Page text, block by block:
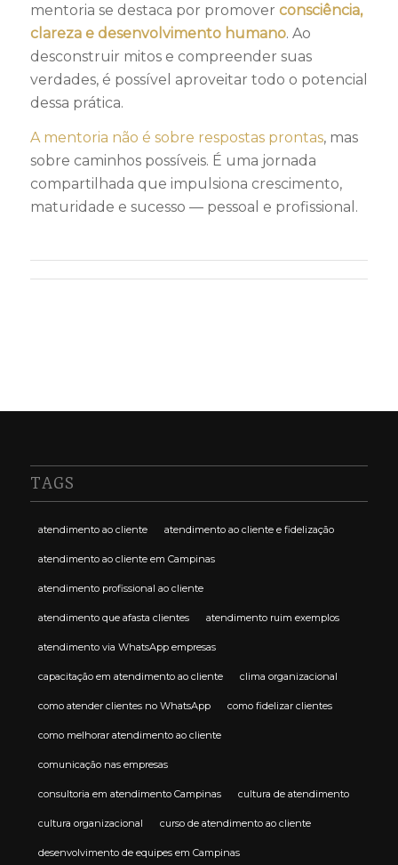
mentoria se destaca por promover consciência,
clareza e desenvolvimento humano. Ao
desconstruir mitos e compreender suas
verdades, é possível aproveitar todo o potencial
dessa prática.
A mentoria não é sobre respostas prontas, mas
sobre caminhos possíveis. É uma jornada
compartilhada que impulsiona crescimento,
maturidade e sucesso — pessoal e profissional.
TAGS
atendimento ao cliente atendimento ao cliente e fidelização
atendimento ao cliente em Campinas
atendimento profissional ao cliente
atendimento que afasta clientes atendimento ruim exemplos
atendimento via WhatsApp empresas
capacitação em atendimento ao cliente clima organizacional
como atender clientes no WhatsApp como fidelizar clientes
como melhorar atendimento ao cliente
comunicação nas empresas
consultoria em atendimento Campinas cultura de atendimento
cultura organizacional curso de atendimento ao cliente
desenvolvimento de equipes em Campinas